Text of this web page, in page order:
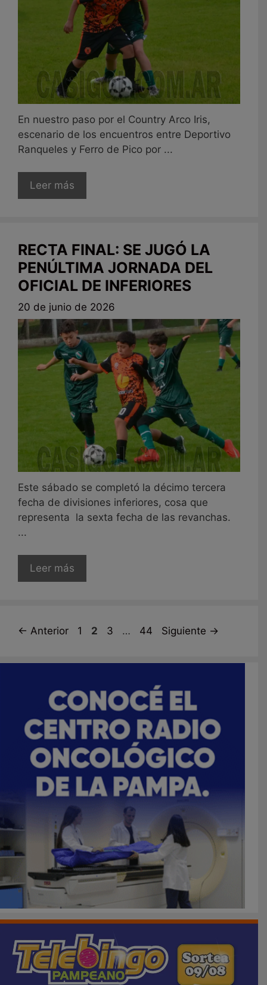
En nuestro paso por el Country Arco Iris,
escenario de los encuentros entre Deportivo
Ranqueles y Ferro de Pico por ...
Leer más
RECTA FINAL: SE JUGÓ LA
PENÚLTIMA JORNADA DEL
OFICIAL DE INFERIORES
20 de junio de 2026
Este sábado se completó la décimo tercera
fecha de divisiones inferiores, cosa que
representa la sexta fecha de las revanchas.
...
Leer más
← Anterior Página
1 Página
2 Página
3 … Página
44 Siguiente →